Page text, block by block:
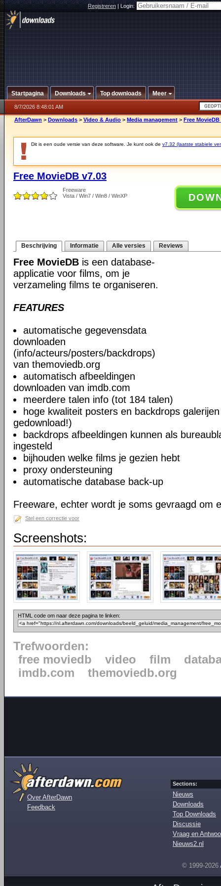
Registreren|Login:
Startpagina Downloads Top downloads Meer
8/7/2026 8:48:01 AM
AfterDawn > Downloads > Video & Audio > Media management > Free MovieDB
Dit is een oude versie van deze software. Je kunt ook de v7.32 (laatste stabiele
Free MovieDB v7.03
Freeware
Vista / Win7 / Win8 / WinXP
Beschrijving Informatie Alle versies Reviews
Free MovieDB is een database-
applicatie voor films, om je
verzameling films te organiseren.
FEATURES
automatische gegevensdata
downloaden
(info/acteurs/posters/backdrops)
van themoviedb.org
automatisch afbeeldingen
downloaden van imdb.com
meerdere talen info (tot 184 talen)
hoge kwaliteit posters en backdrops
gedownload!)
backdrops afbeeldingen kunnen als
ingesteld
bijhouden welke films je gezien hebt
proxy ondersteuning
automatische database back-up
Freeware, echter wordt je soms gevraagd om
Stel een correctie voor
Screenshots:
HTML code om naar deze pagina te linken:
Trefwoorden:
free moviedb
video film
imdb.com
themoviedb.org
Over AfterDawn
Feedback
Sections:
Nieuws
Downloads
Top Downloads
Discussie
Vraag en
Nieuws2.nl
© 1999-2026